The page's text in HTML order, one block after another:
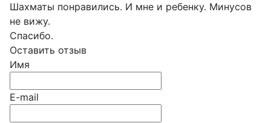
Шахматы понравились. И мне и ребенку. Минусов
не вижу.
Спасибо.
Оставить отзыв
Имя
E-mail